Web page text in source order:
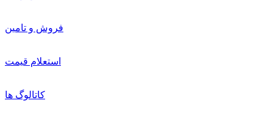
فروش و تامین
استعلام قیمت
کاتالوگ ها